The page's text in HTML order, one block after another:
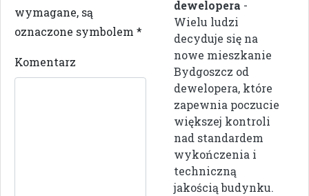
wymagane, są
oznaczone symbolem *
Komentarz
dewelopera -
Wielu ludzi
decyduje się na
nowe mieszkanie
Bydgoszcz od
dewelopera, które
zapewnia poczucie
większej kontroli
nad standardem
wykończenia i
techniczną
jakością budynku.